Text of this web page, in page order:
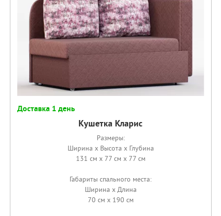
Доставка 1 день
Кушетка Кларис
Размеры:
Ширина x Высота x Глубина
131 см x 77 см x 77 см
Габариты спального места:
Ширина x Длина
70 см x 190 см